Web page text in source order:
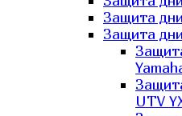
Защита
Защита
UTV